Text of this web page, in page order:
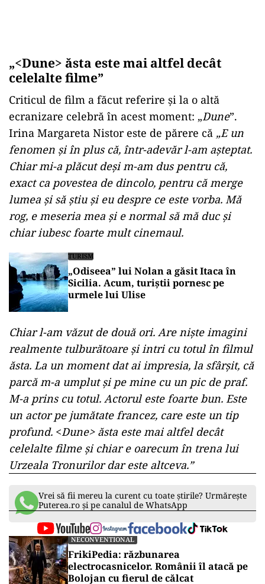
„<Dune> ăsta este mai altfel decât
celelalte filme”
Criticul de film a făcut referire și la o altă
ecranizare celebră în acest moment: „Dune”.
Irina Margareta Nistor este de părere că „E un
fenomen și în plus că, într-adevăr l-am așteptat.
Chiar mi-a plăcut deși m-am dus pentru că,
exact ca povestea de dincolo, pentru că merge
lumea și să știu și eu despre ce este vorba. Mă
rog, e meseria mea și e normal să mă duc și
chiar iubesc foarte mult cinemaul.
TURISM
„Odiseea” lui Nolan a găsit Itaca în
Sicilia. Acum, turiștii pornesc pe
urmele lui Ulise
Chiar l-am văzut de două ori. Are niște imagini
realmente tulburătoare și intri cu totul în filmul
ăsta. La un moment dat ai impresia, la sfârșit, că
parcă m-a umplut și pe mine cu un pic de praf.
M-a prins cu totul. Actorul este foarte bun. Este
un actor pe jumătate francez, care este un tip
profund. <Dune> ăsta este mai altfel decât
celelalte filme și chiar e oarecum în trena lui
Urzeala Tronurilor dar este altceva.”
Vrei să fii mereu la curent cu toate știrile? Urmărește
Puterea.ro și pe canalul de WhatsApp
NECONVENTIONAL
FrikiPedia: răzbunarea
electrocasnicelor. Românii îl atacă pe
Bolojan cu fierul de călcat